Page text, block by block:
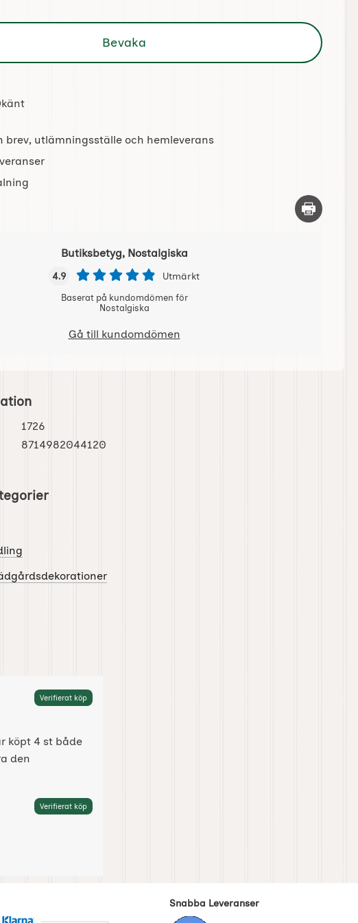
Bevaka
brev, utlämningsställe och hemleverans
Skriv ut
Butiksbetyg, Nostalgiska
4.9 Utmärkt
Baserat på kundomdömen för
Nostalgiska
Gå till kundomdömen
1726
8714982044120
Verifierat köp
köpt 4 st både
den
Verifierat köp
Snabba Leveranser